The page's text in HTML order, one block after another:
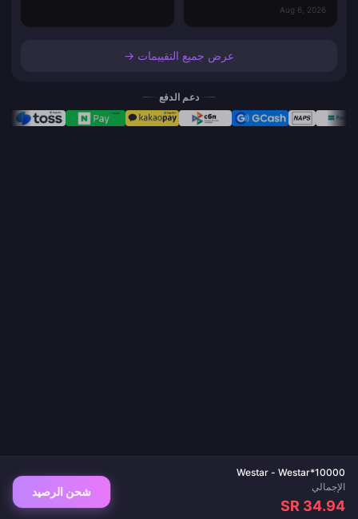
Westar - Westar*10000
الإجمالي
SR 34.94
شحن الرصيد
Aug 6, 2026
عرض جميع التقييمات →
دعم الدفع